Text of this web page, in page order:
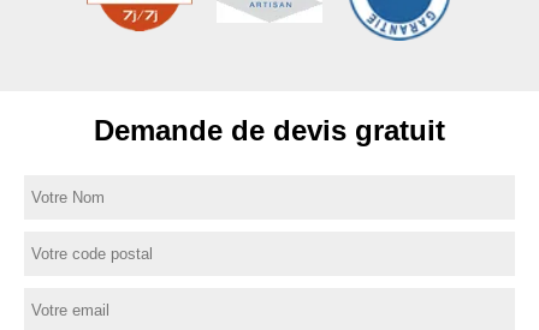
Demande de devis gratuit